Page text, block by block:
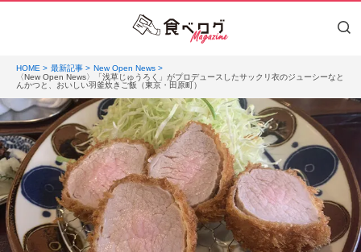
HOME 最新記事
New Open News
〈New Open News〉「浅草じゅうろく」がプロデュースしたサックリ衣のジューシーなと
んかつと、おいしい羽釜炊きご飯（東京・田原町）